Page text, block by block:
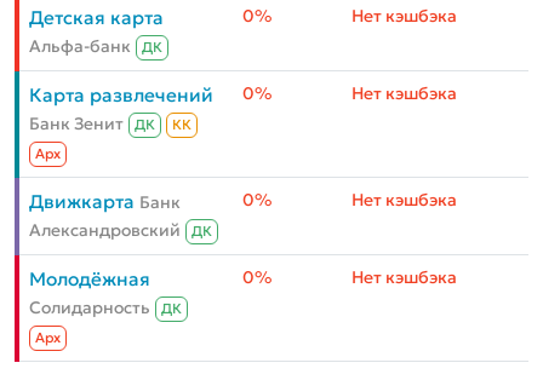
Детская карта
Альфа-банк ДК
0% Нет кэшбэка
Карта развлечений
Банк Зенит ДК
КК
Aрх
0% Нет кэшбэка
Движкарта Банк
Александровский
ДК
0% Нет кэшбэка
Молодёжная
Солидарность
ДК
Aрх
0% Нет кэшбэка